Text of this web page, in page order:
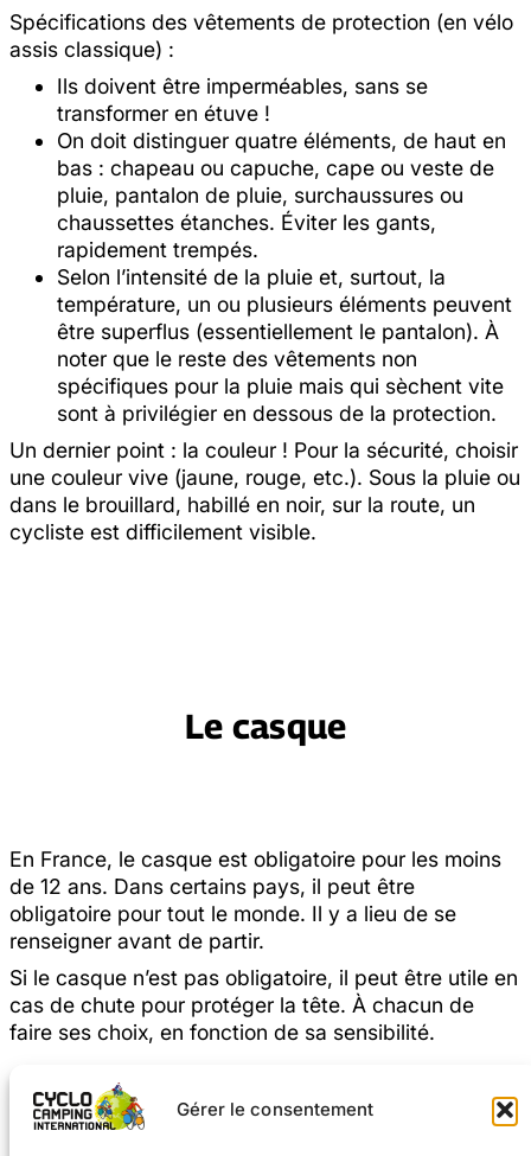
Gérer le consentement
Spécifications des vêtements de protection (en vélo
assis classique) :
Ils doivent être imperméables, sans se
transformer en étuve !
On doit distinguer quatre éléments, de haut en
bas : chapeau ou capuche, cape ou veste de
pluie, pantalon de pluie, surchaussures ou
chaussettes étanches. Éviter les gants,
rapidement trempés.
Selon l’intensité de la pluie et, surtout, la
température, un ou plusieurs éléments peuvent
être superflus (essentiellement le pantalon). À
noter que le reste des vêtements non
spécifiques pour la pluie mais qui sèchent vite
sont à privilégier en dessous de la protection.
Un dernier point : la couleur ! Pour la sécurité, choisir
une couleur vive (jaune, rouge, etc.). Sous la pluie ou
dans le brouillard, habillé en noir, sur la route, un
cycliste est difficilement visible.
Le casque
En France, le casque est obligatoire pour les moins
de 12 ans. Dans certains pays, il peut être
obligatoire pour tout le monde. Il y a lieu de se
renseigner avant de partir.
Si le casque n’est pas obligatoire, il peut être utile en
cas de chute pour protéger la tête. À chacun de
faire ses choix, en fonction de sa sensibilité.